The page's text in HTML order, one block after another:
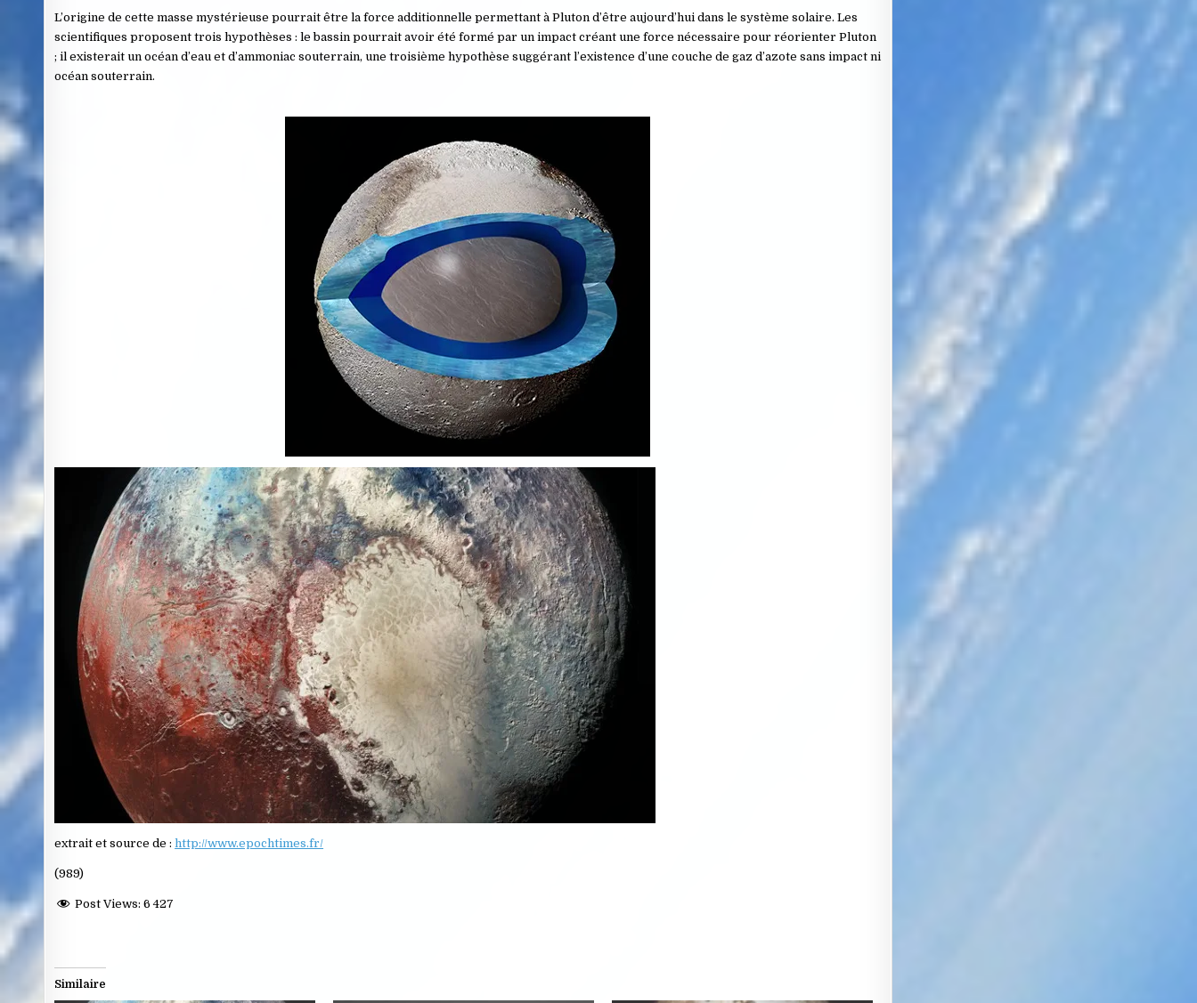
L’origine de cette masse mystérieuse pourrait être la force additionnelle permettant à Pluton d’être aujourd’hui dans le système solaire. Les
scientifiques proposent trois hypothèses : le bassin pourrait avoir été formé par un impact créant une force nécessaire pour réorienter Pluton
; il existerait un océan d’eau et d’ammoniac souterrain, une troisième hypothèse suggérant l’existence d’une couche de gaz d’azote sans impact ni
océan souterrain.
extrait et source de :http://www.epochtimes.fr/
(989)
Post Views: 6 427
Similaire